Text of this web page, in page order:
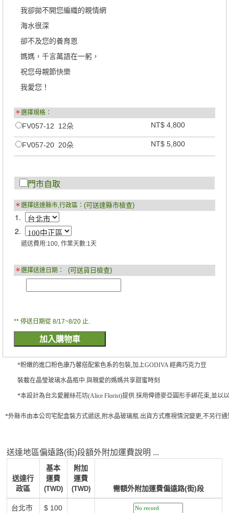
我卻拋不開您編織的親情網
海水很深
卻不及您的養育恩
媽媽，千言萬語在一躬，
祝您母親節快樂
我愛您！
＊選擇規格：
FV057-12 12朵 NT$ 4,800
FV057-20 20朵 NT$ 5,800
門市自取
＊選擇送達縣市,行政區： (可送達縣市檢查)
1.
2.
遞送費用:100, 作業天數:1天
＊選擇送達日期： (可送貨日檢查)
** 停送日期從 8/17~8/20 止.
*粉嫩的進口粉色康乃馨搭配紫色系的包裝,加上GODIVA 經典巧克力豆
裝載在晶瑩玻璃水晶瓶中.與親愛的媽媽共享甜蜜時刻
*本設計為台北愛麗絲花坊(Alice Florist)提供.採用俾德麥亞圓形手綁花束,並以
*外縣市由本公司宅配盒裝方式遞送,附水晶玻璃瓶.出貨方式應視情況變更,不另行通
送達地區偏遠路(街)段額外附加運費說明 ...
送達行
政區
基本
運費
(TWD)
附加
運費
(TWD) 需額外附加運費偏遠路(街)段
台北市
$ 100